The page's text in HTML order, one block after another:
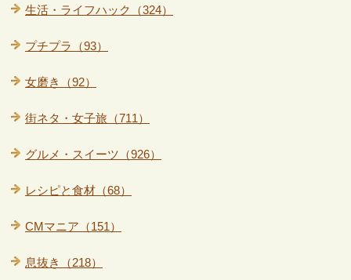
生活・ライフハック（324）
プチプラ（93）
女磨き（92）
街ネタ・女子旅（711）
グルメ・スイーツ（926）
レシピと食材（68）
CMマニア（151）
息抜き（218）